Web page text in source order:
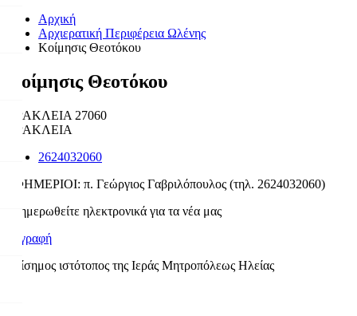
Αρχική
Αρχιερατική Περιφέρεια Ωλένης
Κοίμησις Θεοτόκου
Κοίμησις Θεοτόκου
ΗΡΑΚΛΕΙΑ 27060
ΗΡΑΚΛΕΙΑ
2624032060
ΕΦΗΜΕΡΙΟΙ: π. Γεώργιος Γαβριλόπουλος (τηλ. 2624032060)
Ενημερωθείτε ηλεκτρονικά για τα νέα μας
Εγγραφή
Επίσημος ιστότοπος της Ιεράς Μητροπόλεως Ηλείας